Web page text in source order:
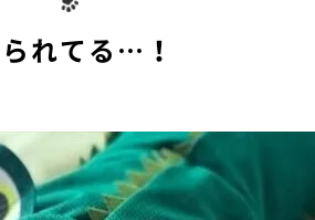
れてる…！